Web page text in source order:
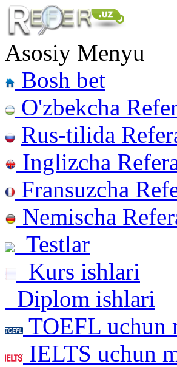
Asosiy Menyu
Bosh bet
O'zbekcha
Rus-tilida
Inglizcha
Fransuzcha
Nemischa
Testlar
Kurs ishlari
Diplom ishlari
TOEFL uchun
IELTS uchun